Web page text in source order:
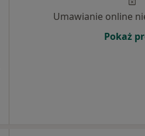
Umawianie online
Pokaż